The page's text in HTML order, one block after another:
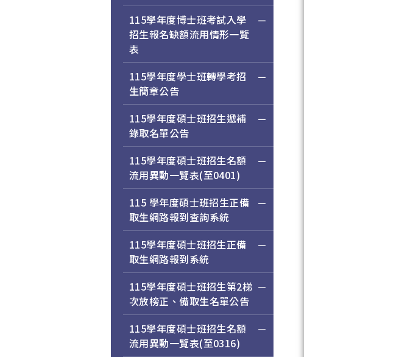
115學年度博士班考試入學
招生報名缺額流用情形一覽
表
115學年度學士班轉學考招
生簡章公告
115學年度碩士班招生遞補
錄取名單公告
115學年度碩士班招生名額
流用異動一覽表(至0401)
115 學年度碩士班招生正備
取生網路報到查詢系統
115學年度碩士班招生正備
取生網路報到系統
115學年度碩士班招生第2梯
次放榜正、備取生名單公告
115學年度碩士班招生名額
流用異動一覽表(至0316)